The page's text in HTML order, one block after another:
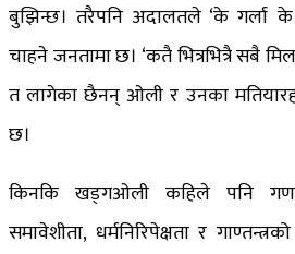
बुझिन्छ। तरैपनि अदालतले ‘के गर्ला के
चाहने जनतामा छ। ‘कतै भित्रभित्रै सबै
त लागेका छैनन् ओली र उनका
छ।
किनकि खड्गओली कहिले पनि
समावेशीता, धर्मनिरिपेक्षता र